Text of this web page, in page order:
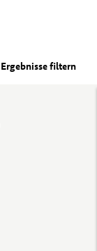
Ergebnisse filtern